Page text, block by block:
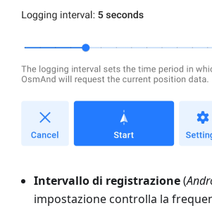
Intervallo di registrazione(
impostazione controlla la